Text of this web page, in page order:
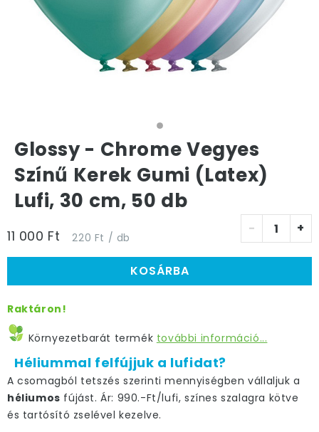
Glossy - Chrome Vegyes
Színű Kerek Gumi (Latex)
Lufi, 30 cm, 50 db
11 000 Ft 220 Ft / db
- +
KOSÁRBA
Raktáron!
Környezetbarát termék további információ...
Héliummal felfújjuk a lufidat?
A csomagból tetszés szerinti mennyiségben vállaljuk a
héliumos fújást. Ár: 990.-Ft/lufi, színes szalagra kötve
és tartósító zselével kezelve.